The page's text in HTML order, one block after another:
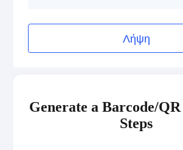
Λήψη
Generate a Barcode/
Steps